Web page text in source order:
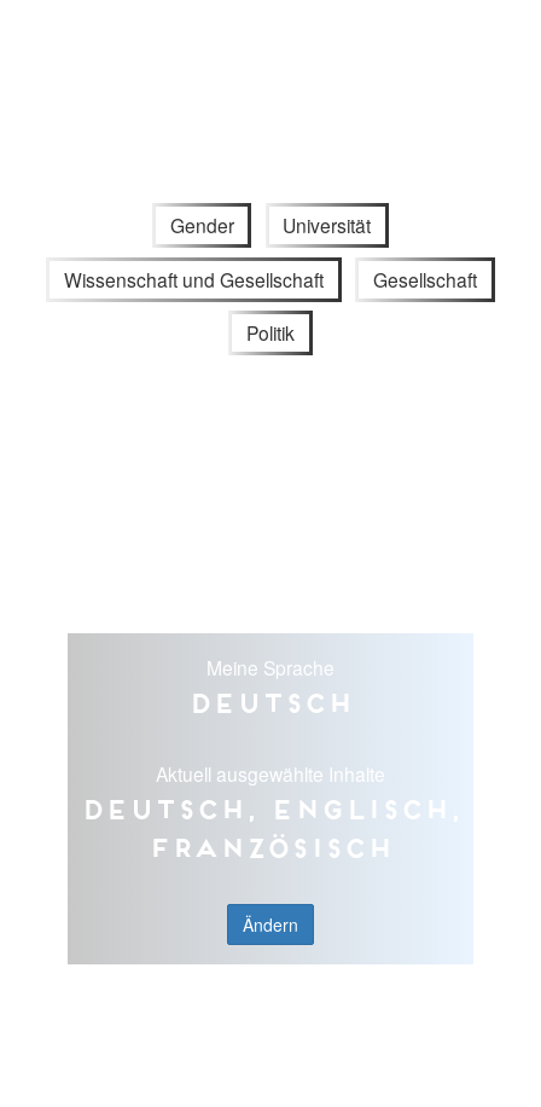
Gender Universität
Wissenschaft und Gesellschaft Gesellschaft
Politik
Meine Sprache
Deutsch
Aktuell ausgewählte Inhalte
Deutsch, Englisch,
Französisch
Ändern